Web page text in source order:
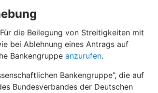
die Beilegung von Streitigkeiten mit
bei Ablehnung eines Antrags auf
Bankengruppe anzurufen.
Bankengruppe”, die auf
Bundesverbandes der Deutschen